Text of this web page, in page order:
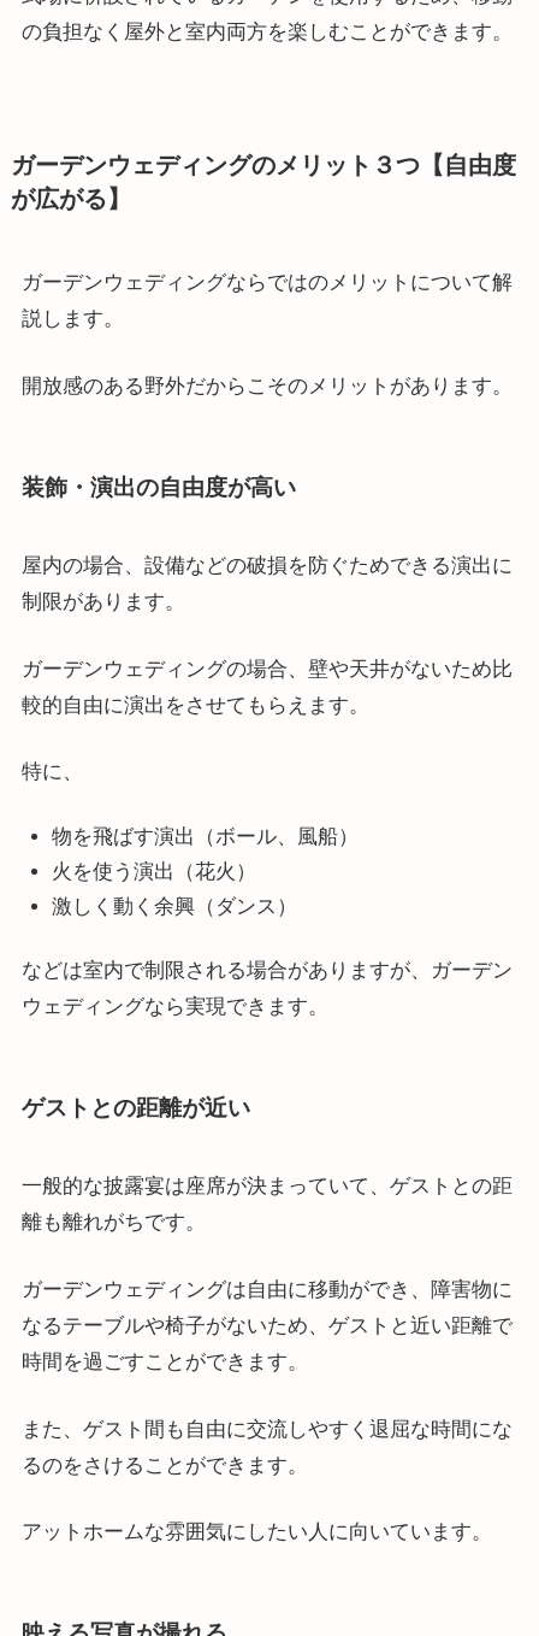
の負担なく屋外と室内両方を楽しむことができます。
ガーデンウェディングのメリット３つ【自由度
が広がる】
ガーデンウェディングならではのメリットについて解
説します。
開放感のある野外だからこそのメリットがあります。
装飾・演出の自由度が高い
屋内の場合、設備などの破損を防ぐためできる演出に
制限があります。
ガーデンウェディングの場合、壁や天井がないため比
較的自由に演出をさせてもらえます。
特に、
物を飛ばす演出（ボール、風船）
火を使う演出（花火）
激しく動く余興（ダンス）
などは室内で制限される場合がありますが、ガーデン
ウェディングなら実現できます。
ゲストとの距離が近い
一般的な披露宴は座席が決まっていて、ゲストとの距
離も離れがちです。
ガーデンウェディングは自由に移動ができ、障害物に
なるテーブルや椅子がないため、ゲストと近い距離で
時間を過ごすことができます。
また、ゲスト間も自由に交流しやすく退屈な時間にな
るのをさけることができます。
アットホームな雰囲気にしたい人に向いています。